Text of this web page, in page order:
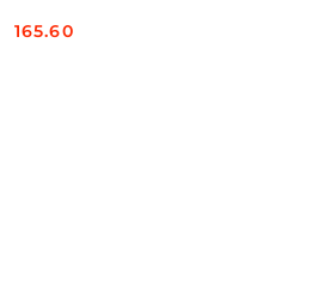
Cena:
165.60